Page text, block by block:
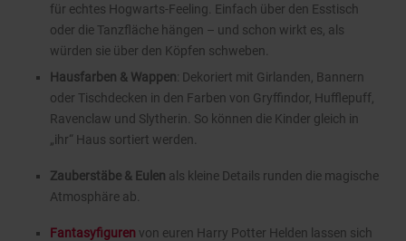
für echtes Hogwarts-Feeling. Einfach über den Esstisch
oder die Tanzfläche hängen – und schon wirkt es, als
würden sie über den Köpfen schweben.
Hausfarben & Wappen: Dekoriert mit Girlanden, Bannern
oder Tischdecken in den Farben von Gryffindor, Hufflepuff,
Ravenclaw und Slytherin. So können die Kinder gleich in
„ihr“ Haus sortiert werden.
Zauberstäbe & Eulen als kleine Details runden die magische
Atmosphäre ab.
Fantasyfiguren von euren Harry Potter Helden lassen sich